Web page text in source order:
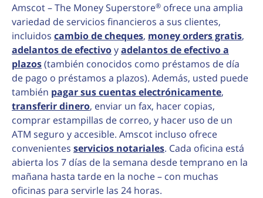
Amscot – The Money Superstore® ofrece una amplia
variedad de servicios financieros a sus clientes,
incluidos cambio de cheques, money orders gratis,
adelantos de efectivoyadelantos de efectivo a
plazos(también conocidos como préstamos de día
de pago o préstamos a plazos). Además, usted puede
también pagar sus cuentas electrónicamente,
transferir dinero, enviar un fax, hacer copias,
comprar estampillas de correo, y hacer uso de un
ATM seguro y accesible. Amscot incluso ofrece
convenientes servicios notariales. Cada oficina está
abierta los 7 días de la semana desde temprano en la
mañana hasta tarde en la noche – con muchas
oficinas para servirle las 24 horas.